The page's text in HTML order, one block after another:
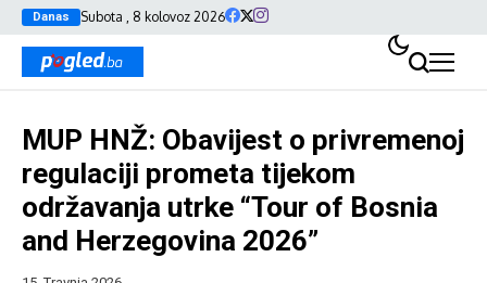
Danas Subota , 8 kolovoz 2026
MUP HNŽ: Obavijest o privremenoj
regulaciji prometa tijekom
održavanja utrke “Tour of Bosnia
and Herzegovina 2026”